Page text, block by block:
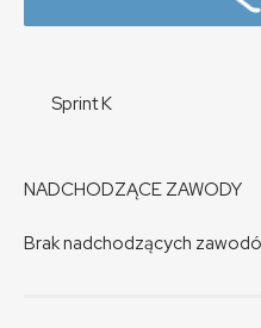
Sprint K
NADCHODZĄCE ZAWODY
Brak nadchodzących